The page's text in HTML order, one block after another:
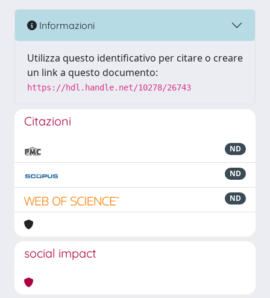
Informazioni
Utilizza questo identificativo per citare o creare
un link a questo documento:
https://hdl.handle.net/10278/26743
Citazioni
ND
ND
ND
social impact